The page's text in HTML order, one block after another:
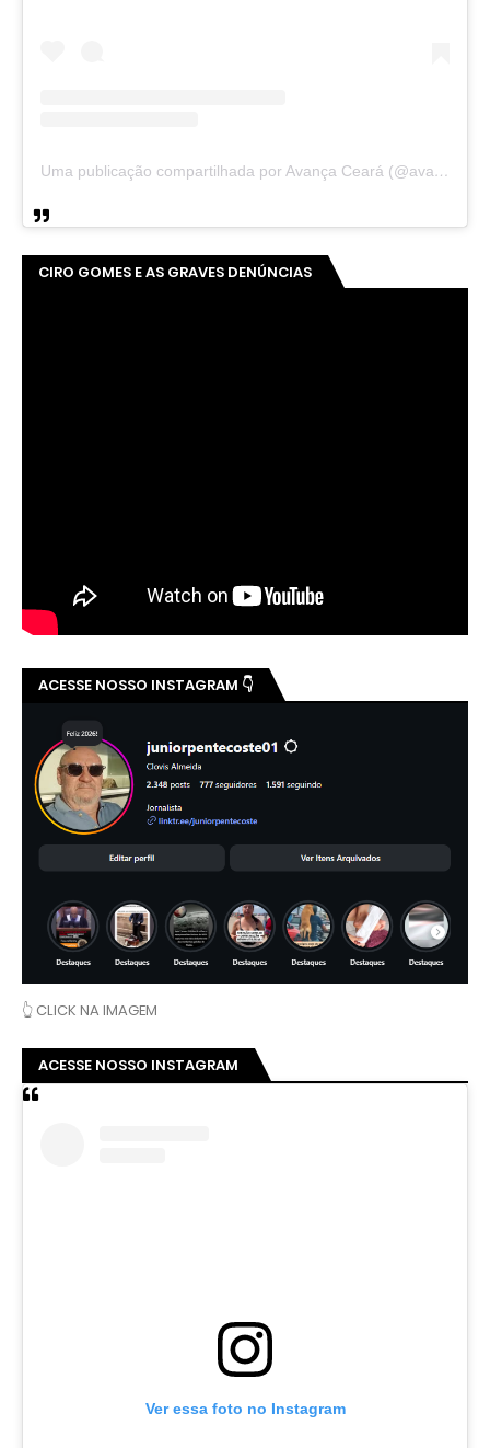
Uma publicação compartilhada por Avança Ceará (@avancaceara)
CIRO GOMES E AS GRAVES DENÚNCIAS
ACESSE NOSSO INSTAGRAM 👇
👆 CLICK NA IMAGEM
ACESSE NOSSO INSTAGRAM
Ver essa foto no Instagram